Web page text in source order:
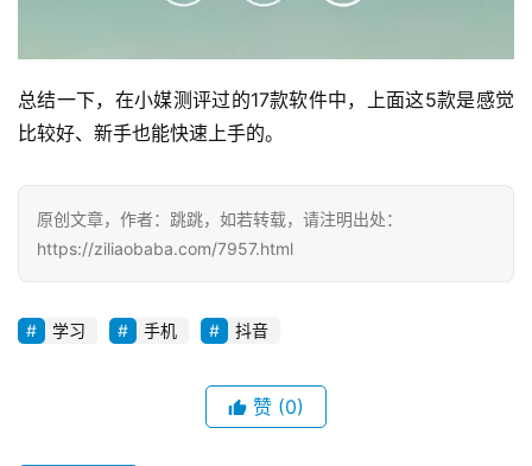
总结一下，在小媒测评过的17款软件中，上面这5款是感觉
比较好、新手也能快速上手的。
原创文章，作者：跳跳，如若转载，请注明出处：
https://ziliaobaba.com/7957.html
学习 手机 抖音
赞 (0)